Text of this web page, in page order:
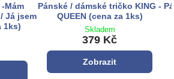
Mám
Já jsem
1ks)
Pánské / dámské tričko KING -
QUEEN (cena za 1ks)
Skladem
379 Kč
Zobrazit